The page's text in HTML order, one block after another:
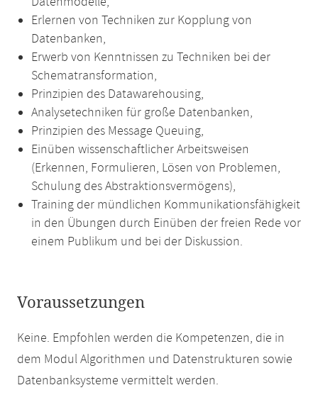
Erlernen von Techniken zur Kopplung von
Datenbanken,
Erwerb von Kenntnissen zu Techniken bei der
Schematransformation,
Prinzipien des Datawarehousing,
Analysetechniken für große Datenbanken,
Prinzipien des Message Queuing,
Einüben wissenschaftlicher Arbeitsweisen
(Erkennen, Formulieren, Lösen von Problemen,
Schulung des Abstraktionsvermögens),
Training der mündlichen Kommunikationsfähigkeit
in den Übungen durch Einüben der freien Rede vor
einem Publikum und bei der Diskussion.
Voraussetzungen
Keine. Empfohlen werden die Kompetenzen, die in
dem Modul Algorithmen und Datenstrukturen sowie
Datenbanksysteme vermittelt werden.